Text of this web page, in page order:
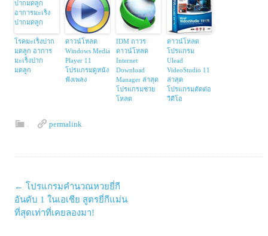
โรคมะเร็งปาก
มดลูก อาการ
มะเร็งปาก
มดลูก
ดาวน์โหลด
Windows Media
Player 11
โปรแกรมดูหนัง
ฟังเพลง
IDM ถาวร
ดาวน์โหลด
Internet
Download
Manager ล่าสุด
โปรแกรมช่วย
โหลด
ดาวน์โหลด
โปรแกรม
Ulead
VideoStudio 11
ล่าสุด
โปรแกรมตัดต่อ
วีดีโอ
. permalink.
Post
navigation
← โปรแกรมคำนวณหวยยี่กี
อันดับ 1 ในเอเชีย สูตรยี่กีแม่น
ที่สุดเท่าที่เคยลองมา!